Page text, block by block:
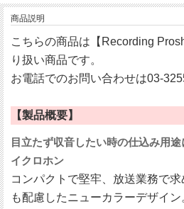
商品説明
こちらの商品は【Recording
り扱い商品です。
お電話でのお問い合わせは03-
【製品概要】
目立たず収音したい時の仕込み用
イクロホン
コンパクトで堅牢、放送業務で
も配慮したニューカラーデザイン